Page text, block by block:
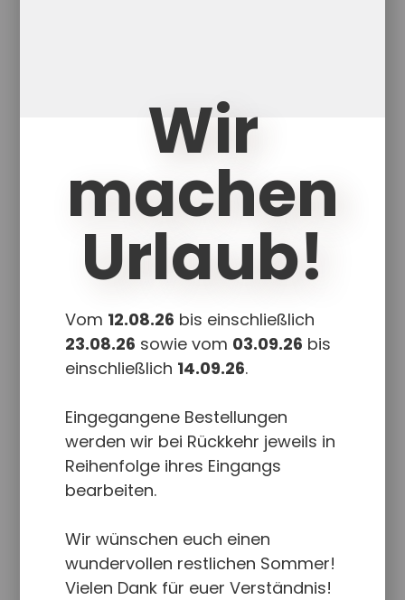
Lieferzeit: ca. 1-5 Werktage
Auf vielfachen Wunsch erster
Beratungstaschenbesitzer ist das
Begleitheft jetzt auch noch einmal
einzeln erhältlich. Das […]
In den Warenkorb Details
Wir
machen
Urlaub!
Vom 12.08.26 bis einschließlich
23.08.26 sowie vom 03.09.26 bis
einschließlich 14.09.26.
Eingegangene Bestellungen
werden wir bei Rückkehr jeweils in
Reihenfolge ihres Eingangs
bearbeiten.
Wir wünschen euch einen
wundervollen restlichen Sommer!
Vielen Dank für euer Verständnis!